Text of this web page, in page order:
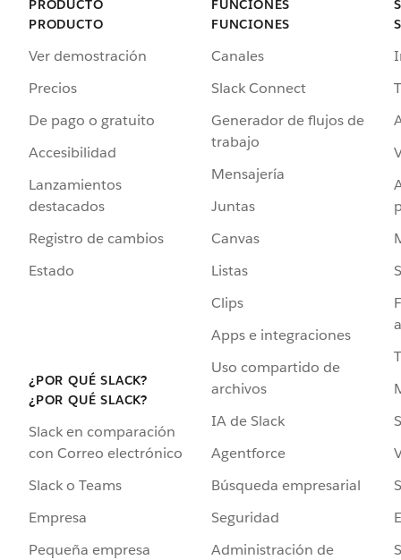
PRODUCTO
PRODUCTO
Ver demostración
Precios
De pago o gratuito
Accesibilidad
Lanzamientos
destacados
Registro de cambios
Estado
¿POR QUÉ SLACK?
¿POR QUÉ SLACK?
Slack en comparación
con Correo electrónico
Slack o Teams
Empresa
Pequeña empresa
FUNCIONES
FUNCIONES
Canales
Slack Connect
Generador de flujos de
trabajo
Mensajería
Juntas
Canvas
Listas
Clips
Apps e integraciones
Uso compartido de
archivos
IA de Slack
Agentforce
Búsqueda empresarial
Seguridad
Administración de